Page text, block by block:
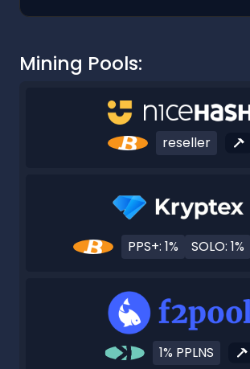
Mining Pools:
reseller
PPS+: 1% SOLO: 1%
1% PPLNS